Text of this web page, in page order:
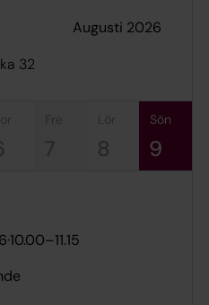
augusti 2026
32
tor lör
8
sön
9
·10.00–11.15